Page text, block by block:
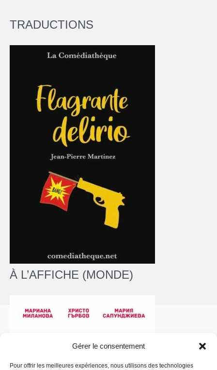
Gérer le consentement
Pour offrir les meilleures expériences, nous utilisons des technologies
TRADUCTIONS
À L’AFFICHE (MONDE)